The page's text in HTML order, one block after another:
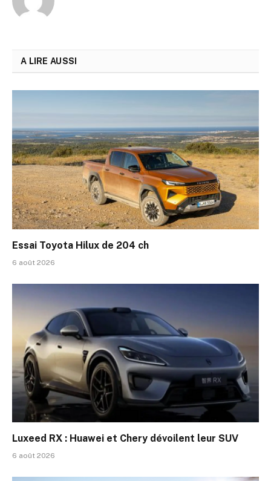
A LIRE AUSSI
Essai Toyota Hilux de 204 ch
6 août 2026
Luxeed RX : Huawei et Chery dévoilent leur SUV
6 août 2026